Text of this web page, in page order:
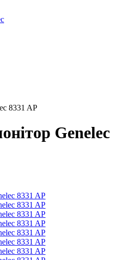
8331 AP
Genelec